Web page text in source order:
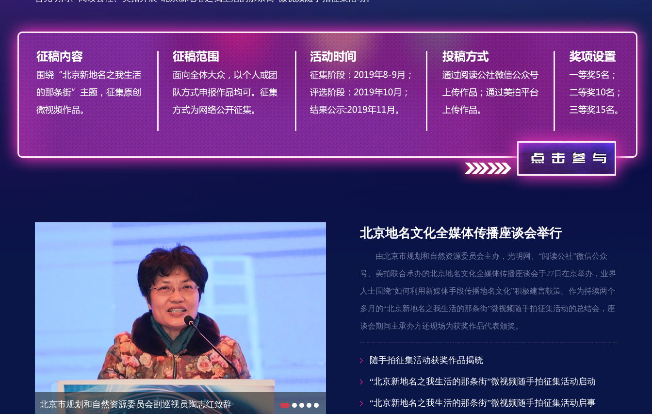
光明网总裁、总编辑杨谷致辞 地名与地理信息管理处副处长郭健发言
北京地名文化全媒体传播座谈会举行
由北京市规划和自然资源委员会主办，光明网、“阅读公社”微信公众
号、美拍联合承办的北京地名文化全媒体传播座谈会于27日在京举办，业界
人士围绕“如何利用新媒体手段传播地名文化”积极建言献策。作为持续两个
多月的“北京新地名之我生活的那条街”微视频随手拍征集活动的总结会，座
谈会期间主承办方还现场为获奖作品代表颁奖。
随手拍征集活动获奖作品揭晓
“北京新地名之我生活的那条街”微视频随手拍征集活动启动
“北京新地名之我生活的那条街”微视频随手拍征集活动启事